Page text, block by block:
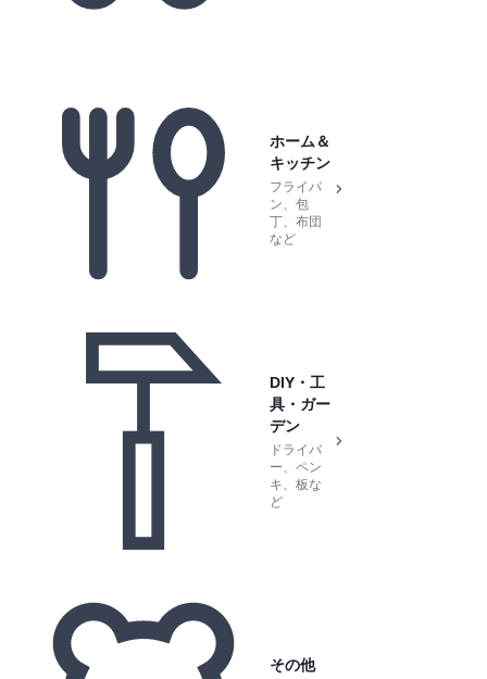
ホーム＆
キッチン
フライパ
ン、包
丁、布団
など
DIY・工
具・ガー
デン
ドライバ
ー、ペン
キ、板な
ど
その他